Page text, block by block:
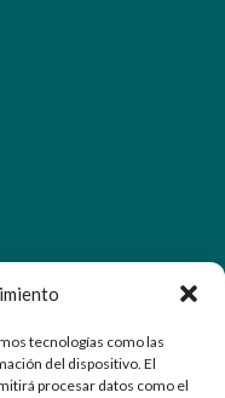
tecnologías como las
del dispositivo. El
procesar datos como el